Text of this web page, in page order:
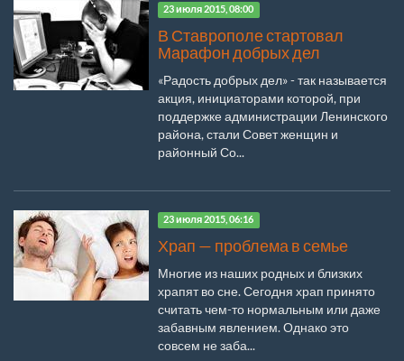
23 июля 2015, 08:00
В Ставрополе стартовал
Марафон добрых дел
«Радость добрых дел» - так называется
акция, инициаторами которой, при
поддержке администрации Ленинского
района, стали Совет женщин и
районный Со...
23 июля 2015, 06:16
Храп — проблема в семье
Многие из наших родных и близких
храпят во сне. Сегодня храп принято
считать чем-то нормальным или даже
забавным явлением. Однако это
совсем не заба...